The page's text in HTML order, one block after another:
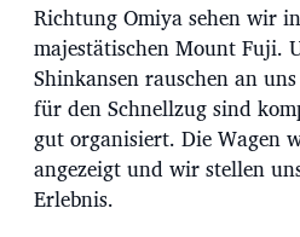
Richtung Omiya sehen wir
majestätischen Mount Fuji.
Shinkansen rauschen an
für den Schnellzug sind
gut organisiert. Die Wagen
angezeigt und wir stellen
Erlebnis.